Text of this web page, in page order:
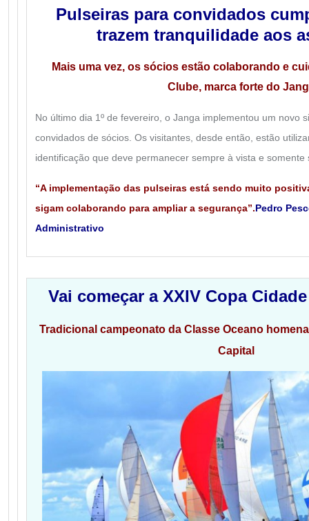
Pulseiras para convidados
trazem tranquilidade aos
Mais uma vez, os sócios estão colaborando e
Clube, marca forte do
No último dia 1º de fevereiro, o Janga implementou um novo
convidados de sócios. Os visitantes, desde então, estão
identificação que deve permanecer sempre à vista e
“A implementação das pulseiras está sendo muito
sigam colaborando para ampliar a segurança”.Pedro
Administrativo
Vai começar a XXIV Copa
Tradicional campeonato da Classe Oceano
Capital